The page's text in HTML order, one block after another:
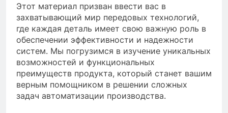
Этот материал призван ввести вас в
захватывающий мир передовых технологий,
где каждая деталь имеет свою важную роль в
обеспечении эффективности и надежности
систем. Мы погрузимся в изучение уникальных
возможностей и функциональных
преимуществ продукта, который станет вашим
верным помощником в решении сложных
задач автоматизации производства.